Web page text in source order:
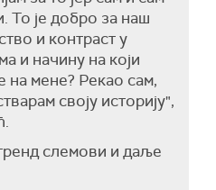
То је добро за наш
и контраст у
и начину на који
на мене? Рекао сам,
своју историју",
слемови и даље